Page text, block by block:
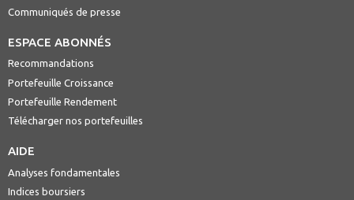
Communiqués de presse
ESPACE ABONNÉS
Recommandations
Portefeuille Croissance
Portefeuille Rendement
Télécharger nos portefeuilles
AIDE
Analyses fondamentales
Indices boursiers